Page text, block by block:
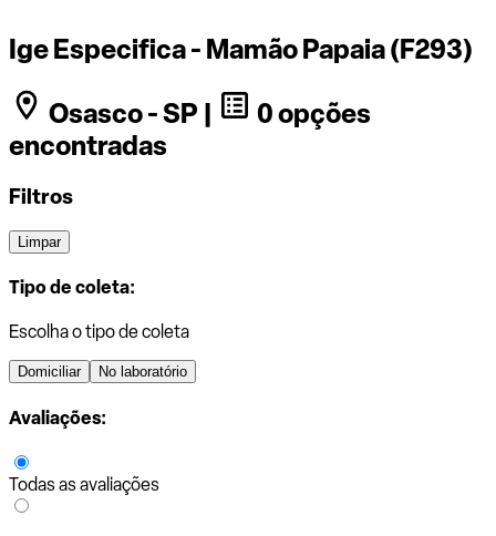
Ige Especifica - Mamão Papaia (F293)
Osasco - SP |
0 opções
encontradas
Filtros
Limpar
Tipo de coleta:
Escolha o tipo de coleta
Domiciliar No laboratório
Avaliações:
Todas as avaliações